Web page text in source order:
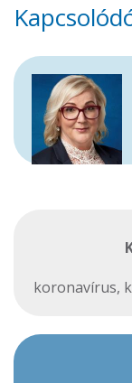
koronavírus,